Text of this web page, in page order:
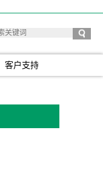
客户支持